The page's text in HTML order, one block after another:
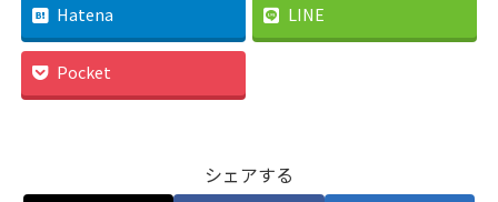
Hatena LINE
Pocket
シェアする